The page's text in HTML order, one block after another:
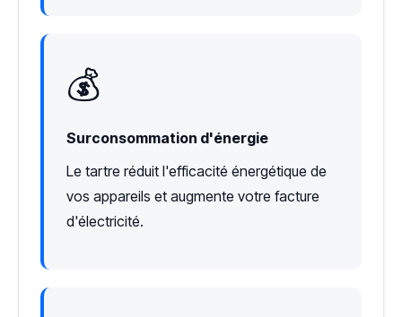
💰
Surconsommation d'énergie
Le tartre réduit l'efficacité énergétique de
vos appareils et augmente votre facture
d'électricité.